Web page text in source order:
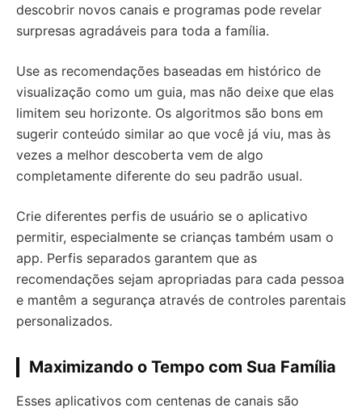
descobrir novos canais e programas pode revelar
surpresas agradáveis para toda a família.
Use as recomendações baseadas em histórico de
visualização como um guia, mas não deixe que elas
limitem seu horizonte. Os algoritmos são bons em
sugerir conteúdo similar ao que você já viu, mas às
vezes a melhor descoberta vem de algo
completamente diferente do seu padrão usual.
Crie diferentes perfis de usuário se o aplicativo
permitir, especialmente se crianças também usam o
app. Perfis separados garantem que as
recomendações sejam apropriadas para cada pessoa
e mantêm a segurança através de controles parentais
personalizados.
Maximizando o Tempo com Sua Família
Esses aplicativos com centenas de canais são